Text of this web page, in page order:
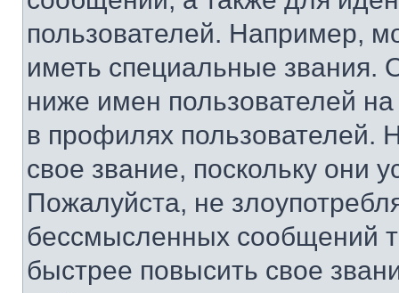
пользователей. Например,
иметь специальные звания.
ниже имен пользователей
в профилях
свое звание, поскольку они
Пожалуйста, не
бессмысленных сообщений
быстрее повысить свое